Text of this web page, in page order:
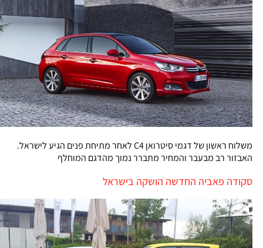
משלוח ראשון של דגמי סיטרואן C4 לאחר מתיחת פנים הגיע לישראל.
האבזור רב מבעבר והמחיר מתברר נמוך מהדגם המוחלף
סקודה פאביה החדשה הושקה בישראל